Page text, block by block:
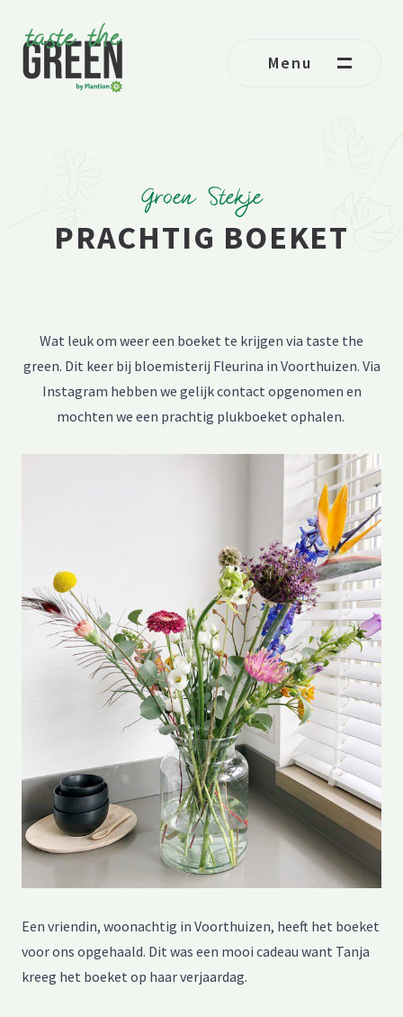
Menu
Groen Stekje
PRACHTIG BOEKET
Wat leuk om weer een boeket te krijgen via taste the
green. Dit keer bij bloemisterij Fleurina in Voorthuizen. Via
Instagram hebben we gelijk contact opgenomen en
mochten we een prachtig plukboeket ophalen.
Een vriendin, woonachtig in Voorthuizen, heeft het boeket
voor ons opgehaald. Dit was een mooi cadeau want Tanja
kreeg het boeket op haar verjaardag.